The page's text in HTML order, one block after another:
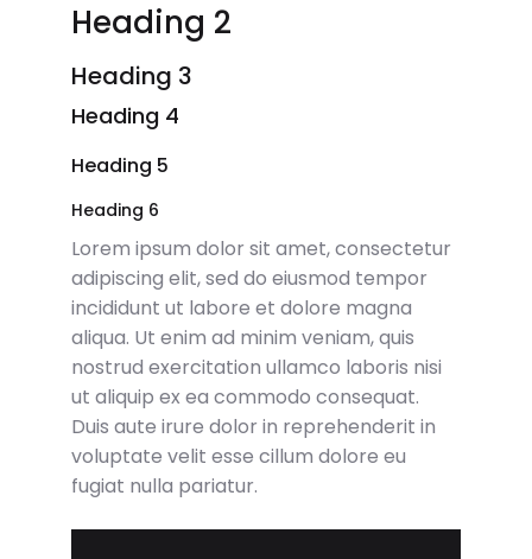
Heading 2
Heading 3
Heading 4
Heading 5
Heading 6
Lorem ipsum dolor sit amet, consectetur
adipiscing elit, sed do eiusmod tempor
incididunt ut labore et dolore magna
aliqua. Ut enim ad minim veniam, quis
nostrud exercitation ullamco laboris nisi
ut aliquip ex ea commodo consequat.
Duis aute irure dolor in reprehenderit in
voluptate velit esse cillum dolore eu
fugiat nulla pariatur.